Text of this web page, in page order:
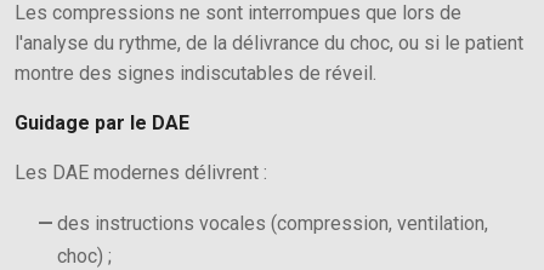
Les compressions ne sont interrompues que lors de
l'analyse du rythme, de la délivrance du choc, ou si le patient
montre des signes indiscutables de réveil.
Guidage par le DAE
Les DAE modernes délivrent :
des instructions vocales (compression, ventilation,
choc) ;